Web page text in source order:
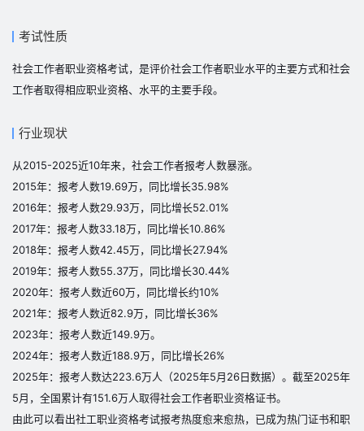
考试性质
社会工作者职业资格考试，是评价社会工作者职业水平的主要方式和社会
工作者取得相应职业资格、水平的主要手段。
行业现状
从2015-2025近10年来，社会工作者报考人数暴涨。
2015年：报考人数19.69万，同比增长35.98%
2016年：报考人数29.93万，同比增长52.01%
2017年：报考人数33.18万，同比增长10.86%
2018年：报考人数42.45万，同比增长27.94%
2019年：报考人数55.37万，同比增长30.44%
2020年：报考人数近60万，同比增长约10%
2021年：报考人数近82.9万，同比增长36%
2023年：报考人数近149.9万。
2024年：报考人数近188.9万，同比增长26%
2025年：报考人数达223.6万人（2025年5月26日数据）。截至2025年
5月，全国累计有151.6万人取得社会工作者职业资格证书。
由此可以看出社工职业资格考试报考热度愈来愈热，已成为热门证书和职